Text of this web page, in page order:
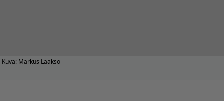
Kuva: Markus Laakso